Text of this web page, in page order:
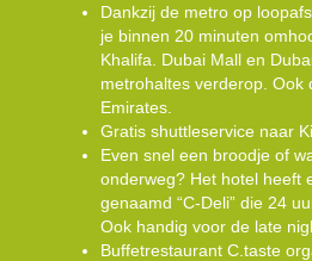
Dankzij de metro op
je binnen 20 minuten
Khalifa. Dubai Mall en
metrohaltes verderop. Ook
Emirates.
Gratis shuttleservice naar
Even snel een broodje of
onderweg? Het hotel heeft
genaamd “C-Deli” die 24
Ook handig voor de late
Buffetrestaurant C.taste